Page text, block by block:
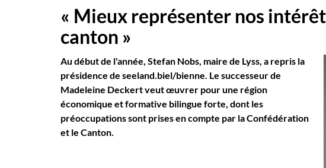
« Mieux représenter nos
canton »
Au début de l'année, Stefan Nobs, maire de Lyss, a repris la
présidence de seeland.biel/bienne. Le successeur de
Madeleine Deckert veut œuvrer pour une région
économique et formative bilingue forte, dont les
préoccupations sont prises en compte par la Confédération
et le Canton.